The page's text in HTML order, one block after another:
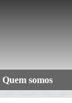
Quem somos